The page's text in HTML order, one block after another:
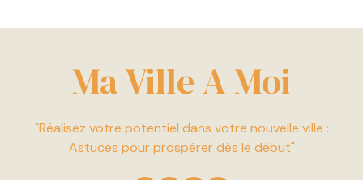
Ma Ville A Moi
"Réalisez votre potentiel dans votre nouvelle ville :
Astuces pour prospérer dès le début"